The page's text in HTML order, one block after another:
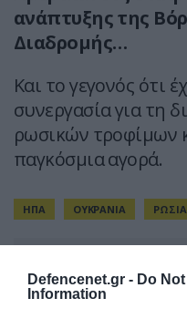
Defencenet.gr - Do
Information
ανάπτυξης της
Διαδρομής…
Και το γεγονός ότι
συνεργασία για τη
ρωσικών τροφίμων
παγκόσμια αγορά.
ΗΠΑ ΟΥΚΡΑΝΙΑ ΡΩΣΙΑ
ΣΧΟΛΙΑΣΤΕ ΤΟ